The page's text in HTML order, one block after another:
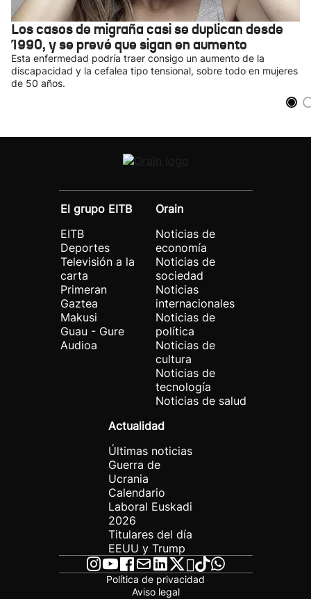
Los casos de migraña casi se duplican desde
1990, y se prevé que sigan en aumento
Esta enfermedad podría traer consigo un aumento de la
discapacidad y la cefalea tipo tensional, sobre todo en mujeres
de 50 años.
El grupo EITB
EITB
Deportes
Televisión a la
carta
Primeran
Gaztea
Makusi
Guau - Gure
Audioa
Orain
Noticias de
economía
Noticias de
sociedad
Noticias
internacionales
Noticias de
política
Noticias de
cultura
Noticias de
tecnología
Noticias de salud
Actualidad
Últimas noticias
Guerra de
Ucrania
Calendario
Laboral Euskadi
2026
Titulares del día
EEUU y Trump
Política de privacidad
Aviso legal